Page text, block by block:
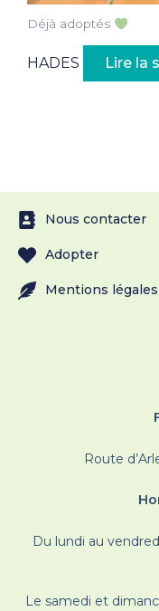
Déjà adoptés
HADES Lire la
Nous contacter
Adopter
Mentions légales
Route
Du lundi au
Le samedi et